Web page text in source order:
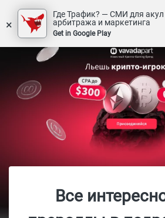
×
Где Трафик? — СМИ для акул
арбитража и маркетинга
Get in Google Play
Все